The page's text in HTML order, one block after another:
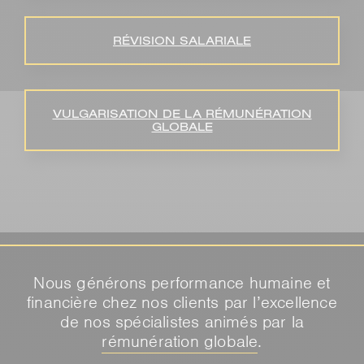
RÉVISION SALARIALE
VULGARISATION DE LA RÉMUNÉRATION
GLOBALE
Nous générons performance humaine et
financière chez nos clients par l’excellence
de nos spécialistes animés par la
rémunération globale.